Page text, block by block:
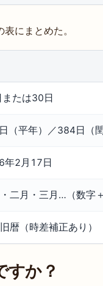
にまとめた。
たは30日
（平年）／384日（
年2月17日
二月・三月…（数字
暦（時差補正あり）
すか？